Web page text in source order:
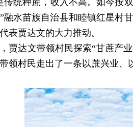
种蔗，收入不高。如今按双
融水苗族自治县和睦镇红星村
表贾达文的大力推动。
达文带领村民探索“甘蔗产业
领村民走出了一条以蔗兴业、